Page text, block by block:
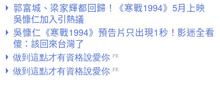
郭富城、梁家輝都回歸！《寒戰1994》5月上映
吳慷仁加入引熱議
吳慷仁《寒戰1994》預告片只出現1秒！影迷全看
傻：該回來台灣了